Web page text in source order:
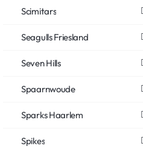
Scimitars
Seagulls Friesland
Seven Hills
Spaarnwoude
Sparks Haarlem
Spikes